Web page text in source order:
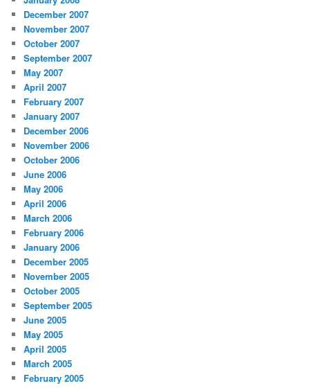
December 2007
November 2007
October 2007
September 2007
May 2007
April 2007
February 2007
January 2007
December 2006
November 2006
October 2006
June 2006
May 2006
April 2006
March 2006
February 2006
January 2006
December 2005
November 2005
October 2005
September 2005
June 2005
May 2005
April 2005
March 2005
February 2005